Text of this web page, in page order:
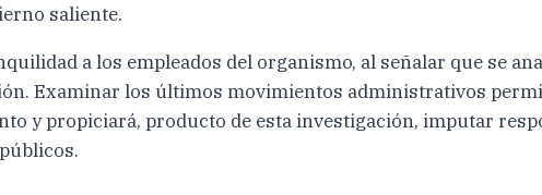
saliente.
a los empleados del organismo, al señalar que se
Examinar los últimos movimientos administrativos
y propiciará, producto de esta investigación, imputar